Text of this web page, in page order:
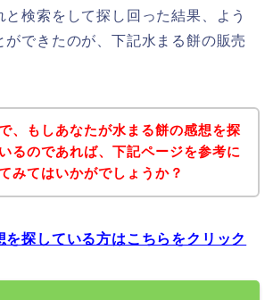
と検索をして探し回った結果、よう
ができたのが、下記水まる餅の販売
、もしあなたが水まる餅の感想を探
るのであれば、下記ページを参考に
みてはいかがでしょうか？
を探している方はこちらをクリック